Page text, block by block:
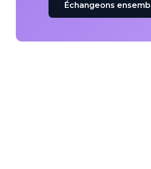
Échangeons